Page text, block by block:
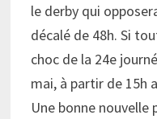
le derby qui
décalé de 48h. Si
choc de la 24e
mai, à partir de 15h
Une bonne